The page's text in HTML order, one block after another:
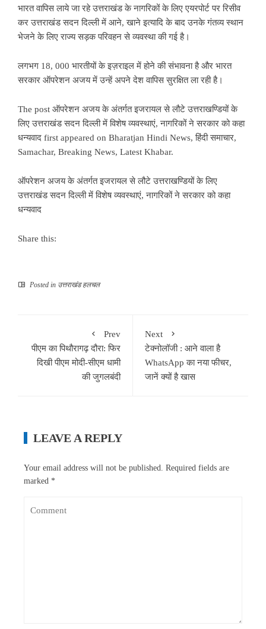
भारत वापिस लाये जा रहे उत्तराखंड के नागरिकों के लिए एयरपोर्ट पर रिसीव
कर उत्तराखंड सदन दिल्ली में आने, खाने इत्यादि के बाद उनके गंतव्य स्थान
भेजने के लिए राज्य सड़क परिवहन से व्यवस्था की गई है।
लगभग 18, 000 भारतीयों के इज़राइल में होने की संभावना है और भारत
सरकार ऑपरेशन अजय में उन्हें अपने देश वापिस सुरक्षित ला रही है।
The post ऑपरेशन अजय के अंतर्गत इजरायल से लौटे उत्तराखण्डियों के
लिए उत्तराखंड सदन दिल्ली में विशेष व्यवस्थाएं, नागरिकों ने सरकार को कहा
धन्यवाद first appeared on Bharatjan Hindi News, हिंदी समाचार,
Samachar, Breaking News, Latest Khabar.
ऑपरेशन अजय के अंतर्गत इजरायल से लौटे उत्तराखण्डियों के लिए
उत्तराखंड सदन दिल्ली में विशेष व्यवस्थाएं, नागरिकों ने सरकार को कहा
धन्यवाद
Share this:
Posted in उत्तराखंड हलचल
Prev
पीएम का पिथौरागढ़ दौरा: फिर
दिखी पीएम मोदी-सीएम धामी
की जुगलबंदी
Next
टेक्नोलॉजी : आने वाला है
WhatsApp का नया फीचर,
जानें क्यों है खास
LEAVE A REPLY
Your email address will not be published.
Required fields are
marked *